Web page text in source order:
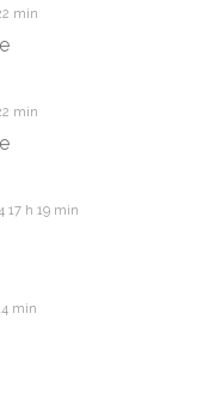
min
min
17 h 19 min
min